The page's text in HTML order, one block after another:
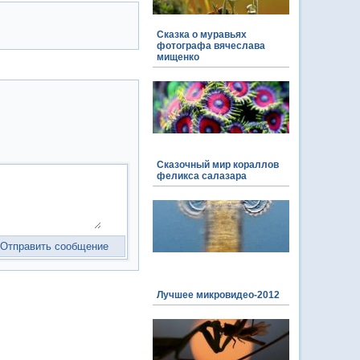
Сказка о муравьях
фотографа вячеслава
мищенко
Сказочный мир кораллов
феликса салазара
Лучшее микровидео-2012